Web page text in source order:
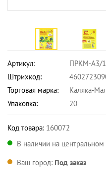
Артикул:
ПРКМ-А3/
Штрихкод:
Торговая марка:
Каляка-
Упаковка:
20
Код товара: 160072
В наличии на центральном
Ваш город: Под заказ